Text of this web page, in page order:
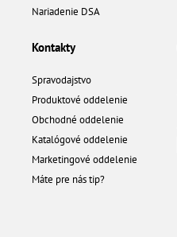
Nariadenie DSA
Kontakty
Spravodajstvo
Produktové oddelenie
Obchodné oddelenie
Katalógové oddelenie
Marketingové oddelenie
Máte pre nás tip?